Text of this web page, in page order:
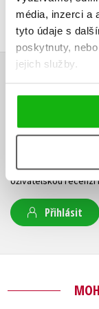
média, inzerci a
tyto údaje s
poskytnuty,
jejich služby.
HODNOCENÍ
V současné době
Uživatelskou
Přihlásit